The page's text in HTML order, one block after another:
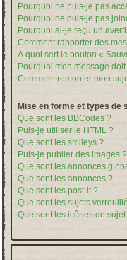
Pourquoi ne puis-je pas
Pourquoi ne puis-je pas
Pourquoi ai-je reçu un
Comment rapporter des
À quoi sert le bouton «
Pourquoi mon message
Comment remonter mon
Mise en forme et types de
Que sont les BBCodes ?
Puis-je utiliser le HTML ?
Que sont les smileys ?
Puis-je publier des images ?
Que sont les annonces
Que sont les annonces ?
Que sont les post-it ?
Que sont les sujets
Que sont les icônes de sujet